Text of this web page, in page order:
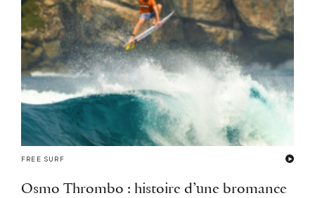
FREE SURF
Osmo Thrombo : histoire d’une bromance